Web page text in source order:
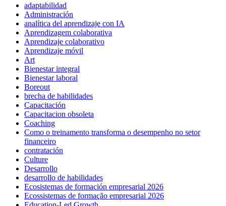
adaptabilidad
Administración
analítica del aprendizaje con IA
Aprendizagem colaborativa
Aprendizaje colaborativo
Aprendizaje móvil
Art
Bienestar integral
Bienestar laboral
Boreout
brecha de habilidades
Capacitación
Capacitacion obsoleta
Coaching
Como o treinamento transforma o desempenho no setor
financeiro
contratación
Culture
Desarrollo
desarrollo de habilidades
Ecosistemas de formación empresarial 2026
Ecossistemas de formação empresarial 2026